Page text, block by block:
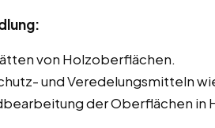
von Holzoberflächen.
und Veredelungsmitteln
der Oberflächen in